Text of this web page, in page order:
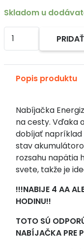
Skladom u
množstvo
nabíjačka
batérií
batéria
4AA
Extreme
2300
mAh
Alternative:
Popis produktu
Nabíjačka
na cesty. Vďaka
dobíjať napríklad
stav
rozsahu napätia
svete, takže je
!!!NABIJE 4 AA
HODINU!!
TOTO SÚ
NABÍJAČKA PRE